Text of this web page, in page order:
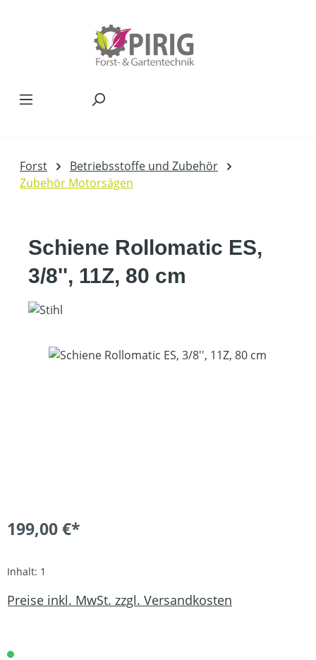
Forst
Betriebsstoffe und Zubehör
Zubehör Motorsägen
Schiene Rollomatic ES,
3/8'', 11Z, 80 cm
Bildergalerie überspringen
199,00 €*
Inhalt: 1
Preise inkl. MwSt. zzgl. Versandkosten